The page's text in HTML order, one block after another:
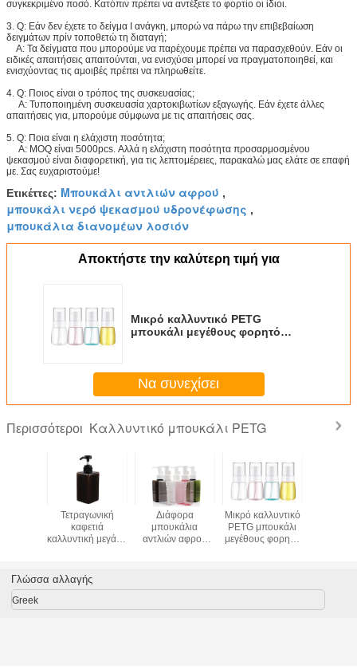
συγκεκριμένο ποσό. Κατόπιν πρέπει να αντέξετε το φορτίο οι ίδιοι.
3. Q: Εάν δεν έχετε το δείγμα Ι ανάγκη, μπορώ να πάρω την επιβεβαίωση
δειγμάτων πρίν τοποθετώ τη διαταγή;
Α: Τα δείγματα που μπορούμε να παρέχουμε πρέπει να παρασχεθούν. Εάν οι
ειδικές απαιτήσεις απαιτούνται, να ενισχύσει μπορεί να πραγματοποιηθεί, και
ενισχύοντας τις αμοιβές πρέπει να πληρωθείτε.
4. Q: Ποιος είναι ο τρόπος της συσκευασίας;
Α: Τυποποιημένη συσκευασία χαρτοκιβωτίων εξαγωγής. Εάν έχετε άλλες
απαιτήσεις για, μπορούμε σύμφωνα με τις απαιτήσεις σας.
5. Q: Ποια είναι η ελάχιστη ποσότητα;
Α: MOQ είναι 5000pcs. Αλλά η ελάχιστη ποσότητα προσαρμοσμένου
ψεκασμού είναι διαφορετική, για τις λεπτομέρειες, παρακαλώ μας ελάτε σε επαφή
με. Σας ευχαριστούμε!
Ετικέττες: Μπουκάλι αντλιών αφρού ,
μπουκάλι νερό ψεκασμού υδρονέφωσης ,
μπουκάλια διανομέων λοσιόν
Αποκτήστε την καλύτερη τιμή για
Μικρό καλλυντικό PETG
μπουκάλι μεγέθους φορητό
Να συνεχίσει
Περισσότεροι Καλλυντικό μπουκάλι PETG
Τετραγωνική
καφετιά
καλλυντική μεγάλη
450ml PETG
επαναχρησιμοποιήσιμη
Διάφορα
μπουκάλια
αντλιών αφρού
απορρυπαντικών
Μικρό καλλυντικό
PETG μπουκάλι
μεγέθους φορητό
μιλ.
Γλώσσα αλλαγής
Greek